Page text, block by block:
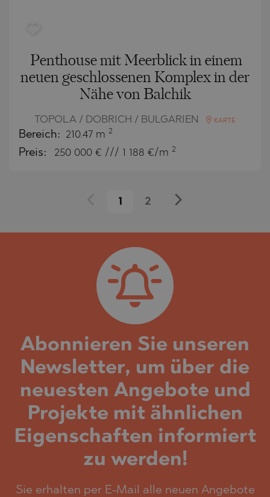
Penthouse mit Meerblick in einem
neuen geschlossenen Komplex in der
Nähe von Balchik
TOPOLA / DOBRICH / BULGARIEN KARTE
Bereich: 210.47 m 2
Preis: 250 000 € /// 1 188 €/m 2
1 2
Abonnieren Sie unseren
Newsletter, um über die
neuesten Angebote und
Projekte mit ähnlichen
Eigenschaften informiert
zu werden!
Sie erhalten per E-Mail alle neuen Angebote